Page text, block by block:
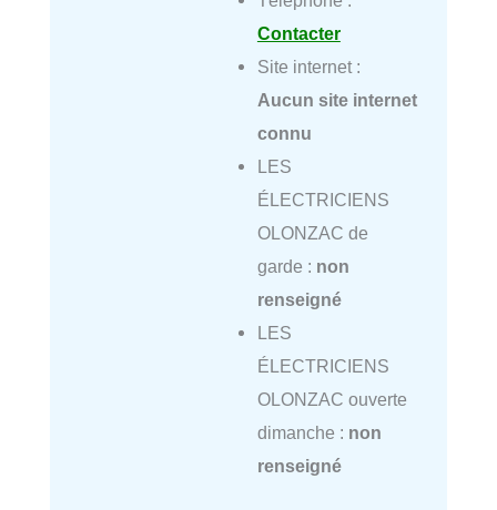
Contacter
Site internet :
Aucun site internet
connu
LES
ÉLECTRICIENS
OLONZAC de
garde : non
renseigné
LES
ÉLECTRICIENS
OLONZAC ouverte
dimanche : non
renseigné